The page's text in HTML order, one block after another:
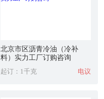
北京市区沥青冷油（冷补
料）实力工厂订购咨询
起订：1千克 电议